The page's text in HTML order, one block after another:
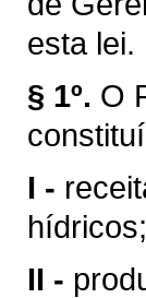
esta lei.
§ 1º. O
I -
hídricos;
II -